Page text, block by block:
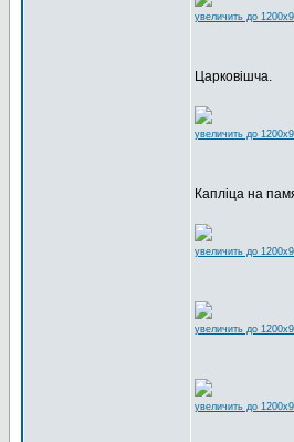
увеличить до
Царковішча.
увеличить до
Капліца на
увеличить до
увеличить до
увеличить до